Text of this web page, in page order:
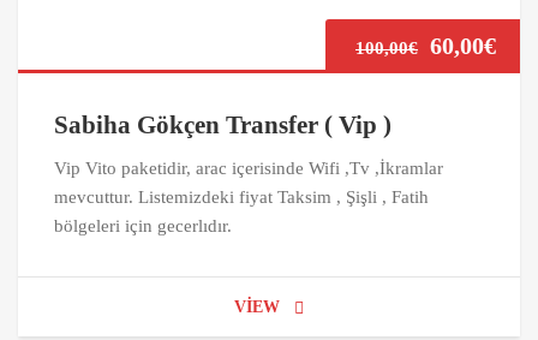
100,00€ 60,00€
Sabiha Gökçen Transfer ( Vip )
Vip Vito paketidir, arac içerisinde Wifi ,Tv ,İkramlar
mevcuttur. Listemizdeki fiyat Taksim , Şişli , Fatih
bölgeleri için gecerlıdır.
VIEW